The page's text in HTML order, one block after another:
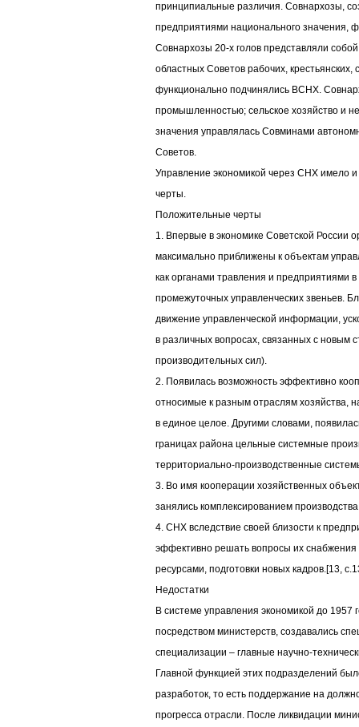
принципиальные различия. Совнархозы,
предприятиями национального значения,
Совнархозы 20-х голов представляли
областных Советов рабочих, крестьянских,
функционально подчинялись ВСНХ.
промышленностью; сельское хозяйство и
значения управлялась Совминами
Советов.
Управление экономикой через СНХ имело
черты.
Положительные черты
1. Впервые в экономике Советской России
максимально приближены к объектам
как органами травления и предприятиями
промежуточных управленческих звеньев.
движение управленческой информации,
в различных вопросах, связанных с новым
производительных сил).
2. Появилась возможность эффективно
относимые к разным отраслям хозяйства,
в единое целое. Другими словами,
границах района цельные системные
территориально-производственные
3. Во имя кооперации хозяйственных
занялись комплексированием
4. СНХ вследствие своей близости к
эффективно решать вопросы их
ресурсами, подготовки новых кадров.[13,
Недостатки
В системе управления экономикой до 1957
посредством министерств, создавались
специализации – главные научно-
Главной функцией этих подразделений
разработок, то есть поддержание на
прогресса отрасли. После ликвидации